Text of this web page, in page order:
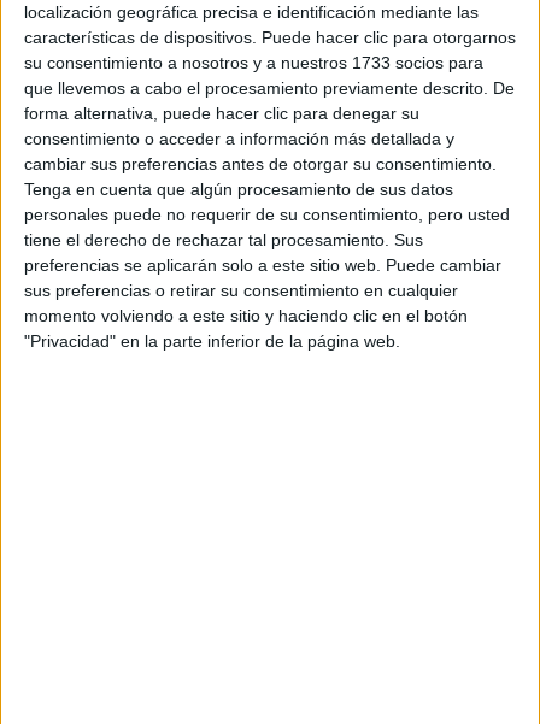
localización geográfica precisa e identificación mediante las
características de dispositivos. Puede hacer clic para otorgarnos
su consentimiento a nosotros y a nuestros 1733 socios para
que llevemos a cabo el procesamiento previamente descrito. De
forma alternativa, puede hacer clic para denegar su
consentimiento o acceder a información más detallada y
cambiar sus preferencias antes de otorgar su consentimiento.
Tenga en cuenta que algún procesamiento de sus datos
personales puede no requerir de su consentimiento, pero usted
tiene el derecho de rechazar tal procesamiento. Sus
preferencias se aplicarán solo a este sitio web. Puede cambiar
sus preferencias o retirar su consentimiento en cualquier
momento volviendo a este sitio y haciendo clic en el botón
"Privacidad" en la parte inferior de la página web.
Universidad Miguel Hernández de Elche
Grado en Comunicación Audiovisual
Universidad de Murcia
Grado en Comunicación Audiovisual
Universitat de Lleida
Grado en Comunicación y Periodismo Audiovisuales
Universidad de Burgos
Grado en Comunicación Audiovisual
Universitat de Vic - Universitat Central de Catalunya
Grado en Comunicación Audiovisual
Universidad de Extremadura
Grado en Comunicación Audiovisual